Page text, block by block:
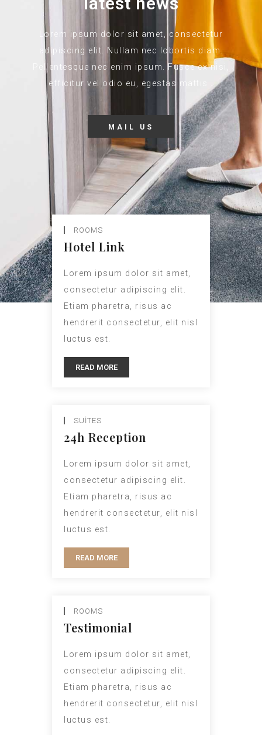
Lorem ipsum dolor sit amet, consectetur
adipiscing elit. Nullam nec lobortis diam.
Pellentesque nec enim ipsum. Fusce ex nisi,
efficitur vel odio eu, egestas mattis .
MAIL US
ROOMS
Hotel Link
Lorem ipsum dolor sit amet,
consectetur adipiscing elit.
Etiam pharetra, risus ac
hendrerit consectetur, elit nisl
luctus est.
READ MORE
SUITES
24h Reception
Lorem ipsum dolor sit amet,
consectetur adipiscing elit.
Etiam pharetra, risus ac
hendrerit consectetur, elit nisl
luctus est.
READ MORE
ROOMS
Testimonial
Lorem ipsum dolor sit amet,
consectetur adipiscing elit.
Etiam pharetra, risus ac
hendrerit consectetur, elit nisl
luctus est.